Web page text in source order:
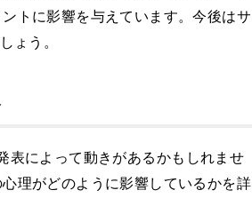
トに影響を与えています。今後はサ
ょう。
表によって動きがあるかもしれませ
理がどのように影響しているかを詳